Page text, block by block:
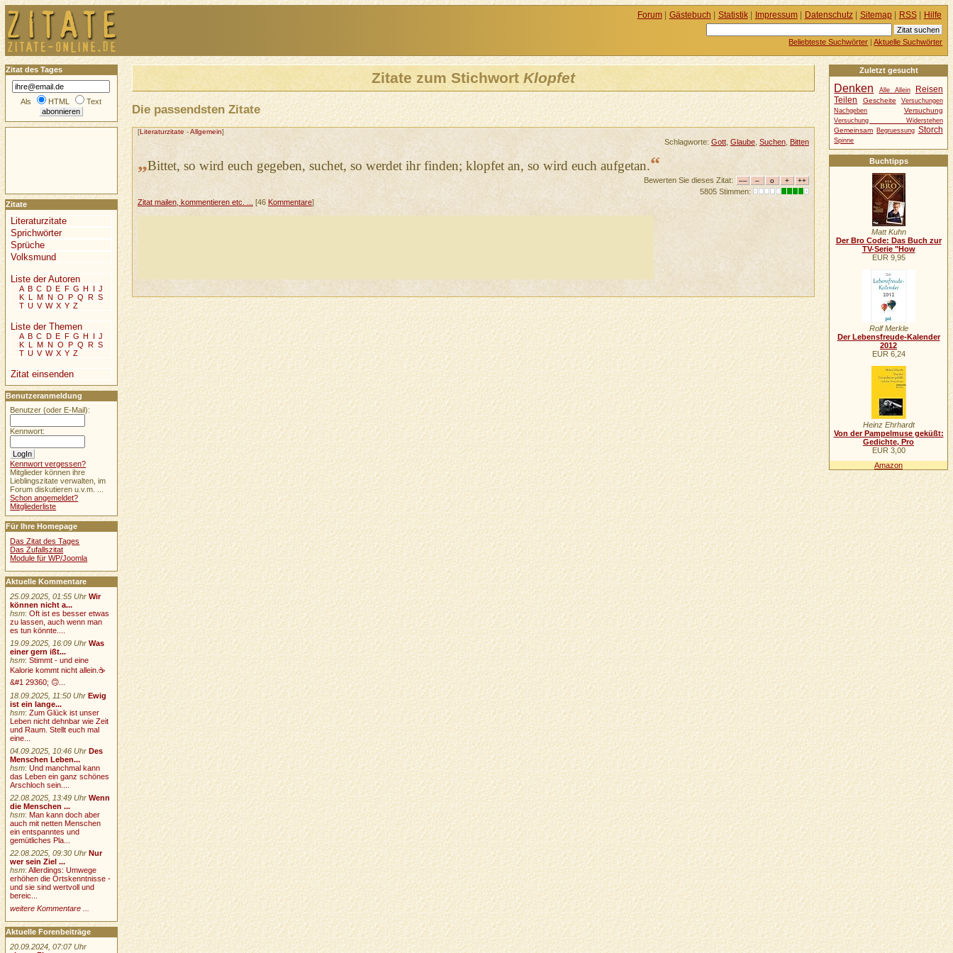
Zitate zum Stichwort Klopfet
Die passendsten Zitate
[Literaturzitate -Allgemein]
Schlagworte: Gott, Glaube,Suchen, Bitten
„Bittet, so wird euch gegeben, suchet, so werdet ihr finden; klopfet an, so wird euch aufgetan.“
Bewerten Sie dieses Zitat:
5805 Stimmen:
Zitat mailen, kommentieren etc. ...
[46 Kommentare]
Zuletzt gesucht
Denken Alle Allein
Reisen
Teilen
Gescheite
Versuchungen
Nachgeben
Versuchung
Versuchung Widerstehen
Gemeinsam Begruessung Storch
Spinne
Buchtipps
Matt Kuhn
Der Bro Code: Das Buch zur
TV-Serie "How
EUR 9,95
Rolf Merkle
Der Lebensfreude-Kalender
2012
EUR 6,24
Heinz Ehrhardt
Von der Pampelmuse geküßt:
Gedichte, Pro
EUR 3,00
Amazon
Zitat des Tages
Als HTML Text
Zitate
Literaturzitate
Sprichwörter
Sprüche
Volksmund
Liste der Autoren
A B C D E F G H I J
K L M N O P Q R S
T U V W X Y Z
Liste der Themen
A B C D E F G H I J
K L M N O P Q R S
T U V W X Y Z
Zitat einsenden
Benutzeranmeldung
Benutzer (oder E-Mail):
Kennwort:
Kennwort vergessen?
Mitglieder können ihre
Lieblingszitate verwalten, im
Forum diskutieren u.v.m. ...
Schon angemeldet?
Mitgliederliste
Für Ihre Homepage
Das Zitat des Tages
Das Zufallszitat
Module für WP/Joomla
Aktuelle Kommentare
25.09.2025, 01:55 Uhr Wir
können nicht a...
hsm:Oft ist es besser etwas
zu lassen, auch wenn man
es tun könnte....
19.09.2025, 16:09 Uhr Was
einer gern ißt...
hsm:Stimmt - und eine
Kalorie kommt nicht allein.☕
&#1 29360; 🙃...
18.09.2025, 11:50 Uhr Ewig
ist ein lange...
hsm:Zum Glück ist unser
Leben nicht dehnbar wie Zeit
und Raum. Stellt euch mal
eine...
04.09.2025, 10:46 Uhr Des
Menschen Leben...
hsm:Und manchmal kann
das Leben ein ganz schönes
Arschloch sein....
22.08.2025, 13:49 Uhr Wenn
die Menschen ...
hsm:Man kann doch aber
auch mit netten Menschen
ein entspanntes und
gemütliches Pla...
22.08.2025, 09:30 Uhr Nur
wer sein Ziel ...
hsm:Allerdings: Umwege
erhöhen die Ortskenntnisse -
und sie sind wertvoll und
bereic...
weitere Kommentare ...
Aktuelle Forenbeiträge
20.09.2024, 07:07 Uhr
Forum| Gästebuch | Statistik| Impressum| Datenschutz| Sitemap| RSS| Hilfe
Beliebteste Suchwörter |Aktuelle Suchwörter